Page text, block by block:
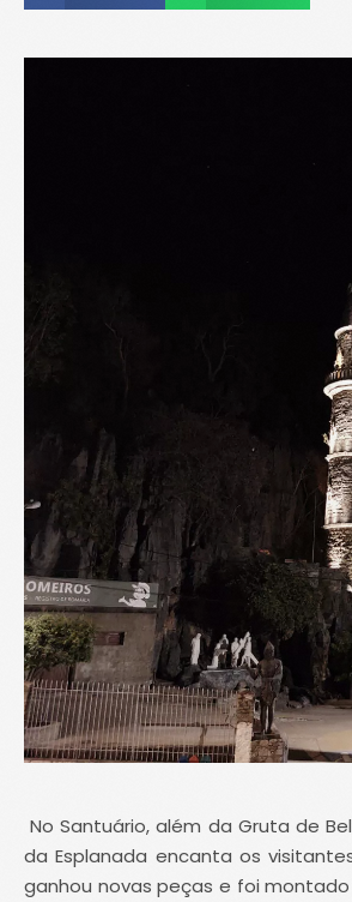
No Santuário, além da Gruta de
da Esplanada encanta os
ganhou novas peças e foi